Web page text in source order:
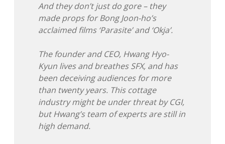
Adventskalender 2018
Adventskalender 2020
Adventskalender 2021
Adventskalender 2022
And they don’t just do gore – they
made props for Bong Joon-ho’s
acclaimed films ‘Parasite’ and ‘Okja’.
The founder and CEO, Hwang Hyo-
Kyun lives and breathes SFX, and has
been deceiving audiences for more
than twenty years. This cottage
industry might be under threat by CGI,
but Hwang’s team of experts are still in
high demand.